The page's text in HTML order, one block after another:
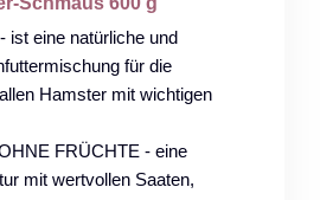
ist eine natürliche und
für die
Hamster mit wichtigen
FRÜCHTE - eine
mit wertvollen Saaten,